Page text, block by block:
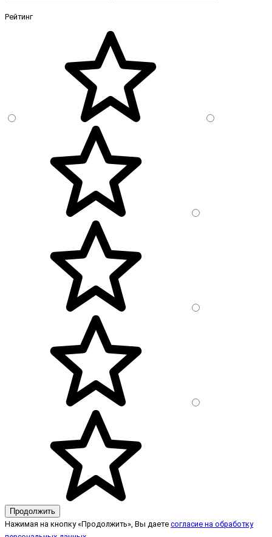
Рейтинг
Продолжить
Нажимая на кнопку «Продолжить», Вы даете согласие на обработку